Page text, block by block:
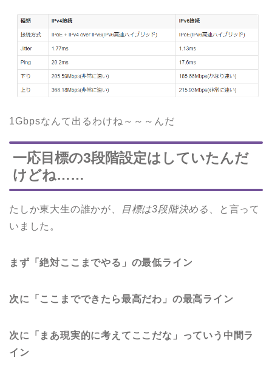
1Gbpsなんて出るわけね～～～んだ
一応目標の3段階設定はしていたんだ
けどね……
たしか東大生の誰かが、 目標は3段階決める
、と言って
いました。
まず「絶対ここまでやる」の最低ライン
次に「ここまでできたら最高だわ」の最高ライン
次に「まあ現実的に考えてここだな」っていう中間ラ
イン